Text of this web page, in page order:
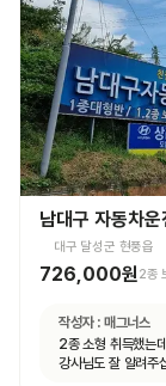
남대구 자동차운
대구 달성군 현풍읍
726,000원 2종
작성자 : 매그너스
2종 소형 취득했는
강사님도 잘 알려주